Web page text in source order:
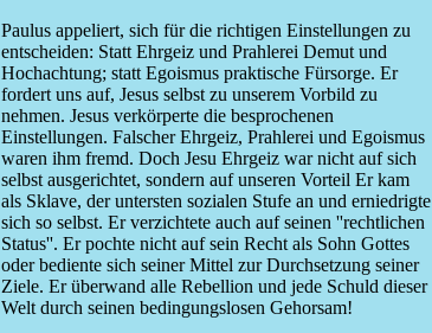
Paulus appeliert, sich für die richtigen Einstellungen zu
entscheiden: Statt Ehrgeiz und Prahlerei Demut und
Hochachtung; statt Egoismus praktische Fürsorge. Er
fordert uns auf, Jesus selbst zu unserem Vorbild zu
nehmen. Jesus verkörperte die besprochenen
Einstellungen. Falscher Ehrgeiz, Prahlerei und Egoismus
waren ihm fremd. Doch Jesu Ehrgeiz war nicht auf sich
selbst ausgerichtet, sondern auf unseren Vorteil Er kam
als Sklave, der untersten sozialen Stufe an und erniedrigte
sich so selbst. Er verzichtete auch auf seinen ''rechtlichen
Status''. Er pochte nicht auf sein Recht als Sohn Gottes
oder bediente sich seiner Mittel zur Durchsetzung seiner
Ziele. Er überwand alle Rebellion und jede Schuld dieser
Welt durch seinen bedingungslosen Gehorsam!